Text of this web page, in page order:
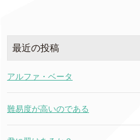
最近の投稿
アルファ・ベータ
難易度が高いのである